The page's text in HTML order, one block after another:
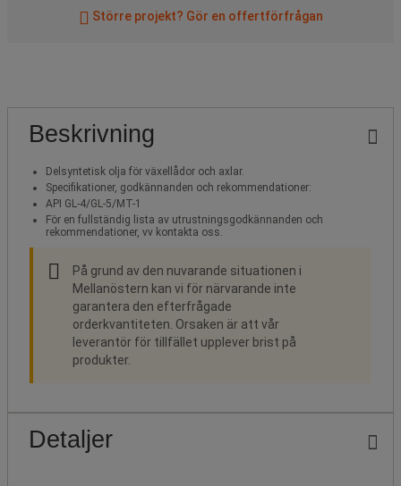
Större projekt? Gör en offertförfrågan
Beskrivning
Delsyntetisk olja för växellådor och axlar.
Specifikationer, godkännanden och rekommendationer:
API GL-4/GL-5/MT-1
För en fullständig lista av utrustningsgodkännanden och
rekommendationer, vv kontakta oss.
På grund av den nuvarande situationen i
Mellanöstern kan vi för närvarande inte
garantera den efterfrågade
orderkvantiteten. Orsaken är att vår
leverantör för tillfället upplever brist på
produkter.
Detaljer